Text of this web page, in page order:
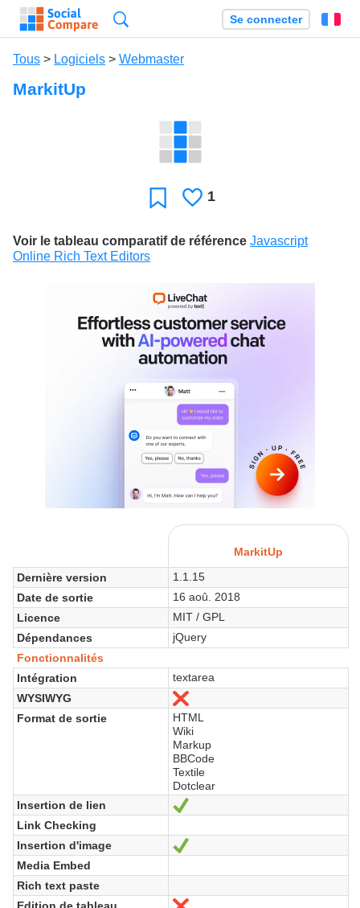
Se connecter
Tous > Logiciels > Webmaster
MarkitUp
Favori J'aime
1
Voir le tableau comparatif de référence Javascript
Online Rich Text Editors
MarkitUp
Dernière version
1.1.15
Date de sortie
16 aoû. 2018
Licence
MIT / GPL
Dépendances
jQuery
Fonctionnalités
Intégration
textarea
WYSIWYG
Non
Format de sortie
HTML
Wiki
Markup
BBCode
Textile
Dotclear
Insertion de lien
Link Checking
Insertion d'image
Media Embed
Rich text paste
Edition de tableau
Non